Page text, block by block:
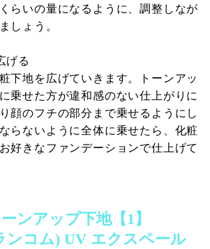
らいの量になるように、調整しなが
しょう。
げる
下地を広げていきます。トーンアッ
乗せた方が違和感のない仕上がりに
顔のフチの部分まで乗せるようにし
らないように全体に乗せたら、化粧
好きなファンデーションで仕上げて
ンアップ下地【1】
ンコム) UV エクスペール